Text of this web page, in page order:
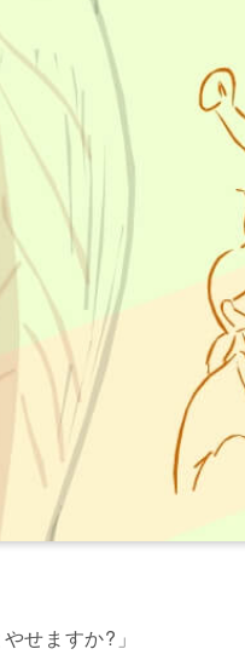
せますか?」